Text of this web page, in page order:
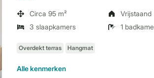
Circa 95 m²
Vrijstaand
3 slaapkamers
1
Allekenmerken